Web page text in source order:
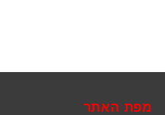
מפת האתר